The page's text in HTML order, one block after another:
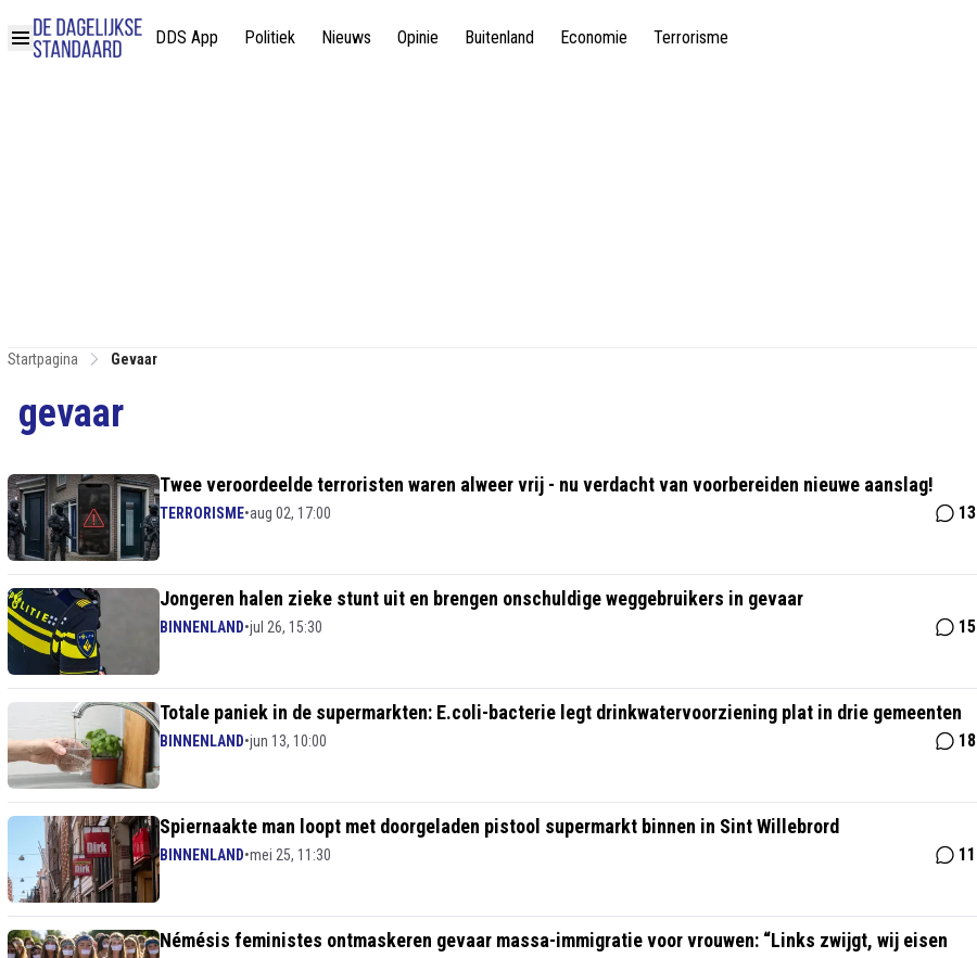
DDS App Politiek Nieuws Opinie Buitenland Economie Terrorisme
Startpagina Gevaar
gevaar
Twee veroordeelde terroristen waren alweer vrij - nu verdacht van voorbereiden nieuwe aanslag!
TERRORISME•aug 02, 17:00 13
Jongeren halen zieke stunt uit en brengen onschuldige weggebruikers in gevaar
BINNENLAND•jul 26, 15:30 15
Totale paniek in de supermarkten: E.coli-bacterie legt drinkwatervoorziening plat in drie gemeenten
BINNENLAND•jun 13, 10:00 18
Spiernaakte man loopt met doorgeladen pistool supermarkt binnen in Sint Willebrord
BINNENLAND•mei 25, 11:30 11
Némésis feministes ontmaskeren gevaar massa-immigratie voor vrouwen: “Links zwijgt, wij eisen